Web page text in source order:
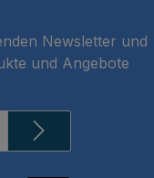
Newsletter und
und Angebote